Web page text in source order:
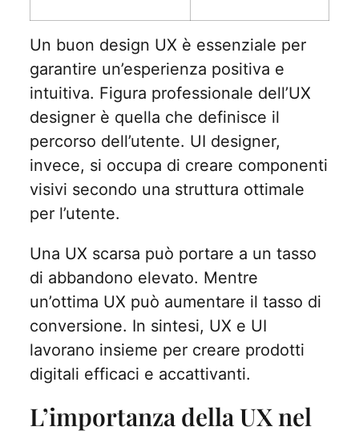
Un buon design UX è essenziale per
garantire un’esperienza positiva e
intuitiva. Figura professionale dell’UX
designer è quella che definisce il
percorso dell’utente. UI designer,
invece, si occupa di creare componenti
visivi secondo una struttura ottimale
per l’utente.
Una UX scarsa può portare a un tasso
di abbandono elevato. Mentre
un’ottima UX può aumentare il tasso di
conversione. In sintesi, UX e UI
lavorano insieme per creare prodotti
digitali efficaci e accattivanti.
L’importanza della UX nel